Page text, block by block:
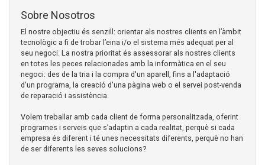
Sobre Nosotros
El nostre objectiu és senzill: orientar als nostres clients en l’àmbit
tecnològic a fi de trobar l’eina i/o el sistema més adequat per al
seu negoci. La nostra prioritat és assessorar als nostres clients
en totes les peces relacionades amb la informàtica en el seu
negoci: des de la tria i la compra d'un aparell, fins a l'adaptació
d'un programa, la creació d'una pàgina web o el servei post-venda
de reparació i assistència.
Volem treballar amb cada client de forma personalitzada, oferint
programes i serveis que s’adaptin a cada realitat, perquè si cada
empresa és diferent i té unes necessitats diferents, perquè no han
de ser diferents les seves solucions?